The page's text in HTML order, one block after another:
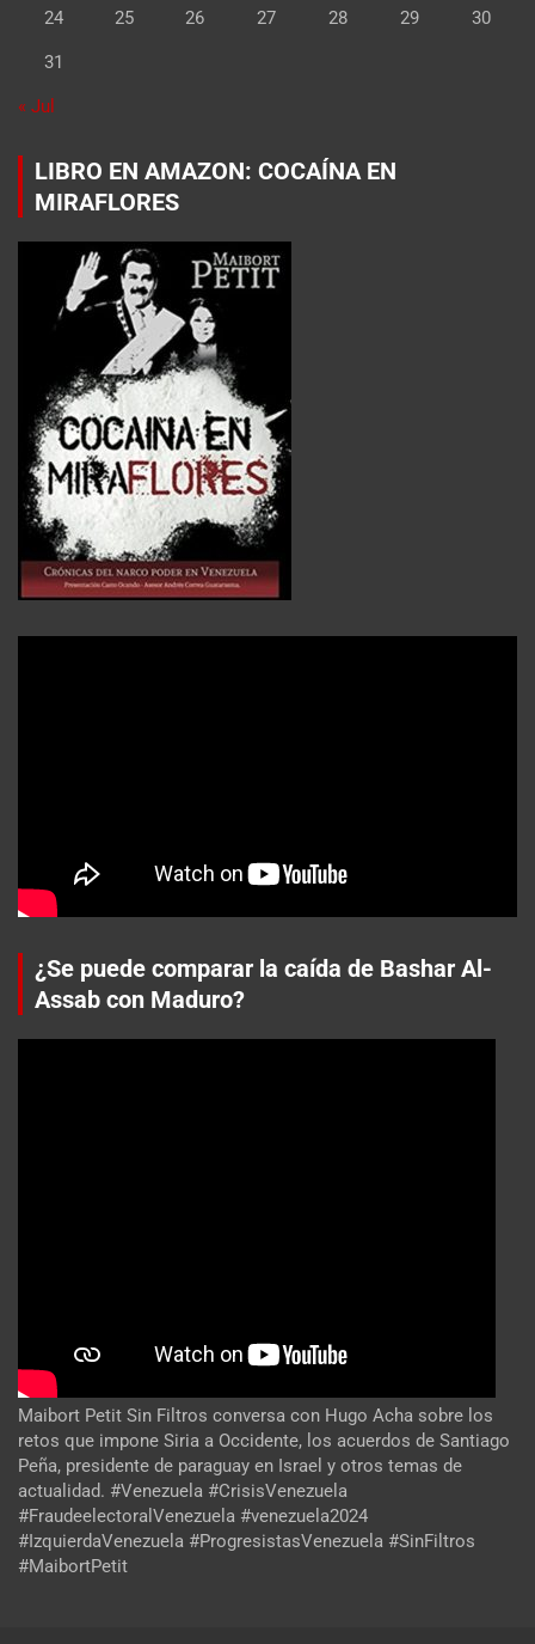
24 25 26 27 28 29 30
31
« Jul
LIBRO EN AMAZON: COCAÍNA EN
MIRAFLORES
¿Se puede comparar la caída de Bashar Al-
Assab con Maduro?
Maibort Petit Sin Filtros conversa con Hugo Acha sobre los
retos que impone Siria a Occidente, los acuerdos de Santiago
Peña, presidente de paraguay en Israel y otros temas de
actualidad. #Venezuela #CrisisVenezuela
#FraudeelectoralVenezuela #venezuela2024
#IzquierdaVenezuela #ProgresistasVenezuela #SinFiltros
#MaibortPetit